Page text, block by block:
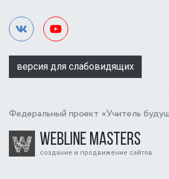
версия для слабовидящих
Федеральный проект «Учитель
Webline Masters
создание и продвижение сайтов